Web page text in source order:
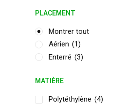
PLACEMENT
Montrer tout
Aérien (1)
Enterré (3)
MATIÈRE
Polytéthylène (4)